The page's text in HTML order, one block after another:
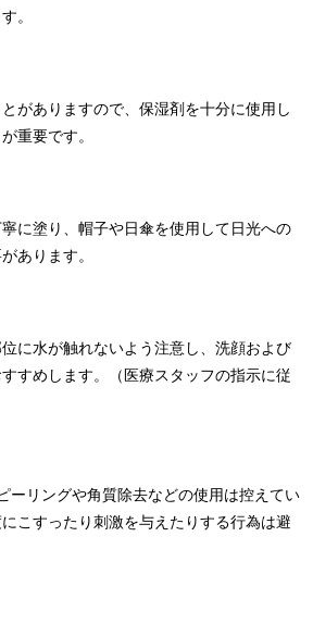
。
がありますので、保湿剤を十分に使用し
重要です。
に塗り、帽子や日傘を使用して日光への
あります。
に水が触れないよう注意し、洗顔および
すめします。（医療スタッフの指示に従
ーリングや角質除去などの使用は控えてい
こすったり刺激を与えたりする行為は避